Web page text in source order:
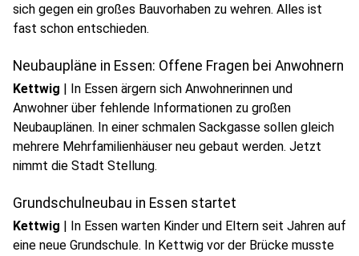
sich gegen ein großes Bauvorhaben zu wehren. Alles ist
fast schon entschieden.
Neubaupläne in Essen: Offene Fragen bei Anwohnern
Kettwig | In Essen ärgern sich Anwohnerinnen und
Anwohner über fehlende Informationen zu großen
Neubauplänen. In einer schmalen Sackgasse sollen gleich
mehrere Mehrfamilienhäuser neu gebaut werden. Jetzt
nimmt die Stadt Stellung.
Grundschulneubau in Essen startet
Kettwig | In Essen warten Kinder und Eltern seit Jahren auf
eine neue Grundschule. In Kettwig vor der Brücke musste